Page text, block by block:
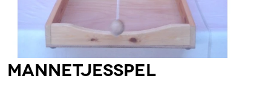
Mannetjesspel